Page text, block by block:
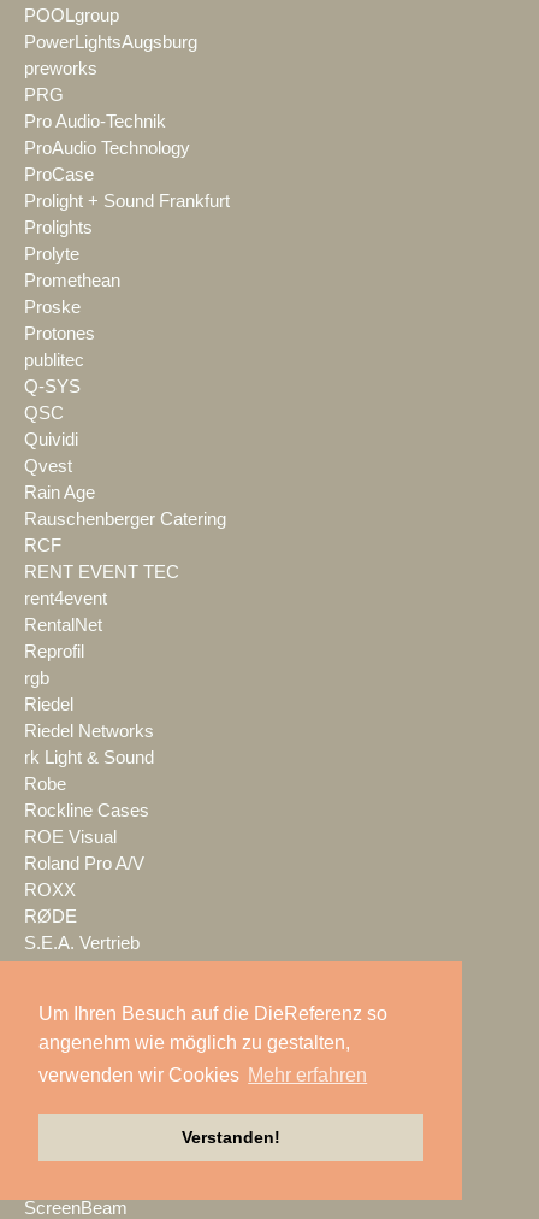
Um Ihren Besuch auf die DieReferenz so
angenehm wie möglich zu gestalten,
verwenden wir Cookies Mehr erfahren
Verstanden!
POOLgroup
PowerLightsAugsburg
preworks
PRG
Pro Audio-Technik
ProAudio Technology
ProCase
Prolight + Sound Frankfurt
Prolights
Prolyte
Promethean
Proske
Protones
publitec
Q-SYS
QSC
Quividi
Qvest
Rain Age
Rauschenberger Catering
RCF
RENT EVENT TEC
rent4event
RentalNet
Reprofil
rgb
Riedel
Riedel Networks
rk Light & Sound
Robe
Rockline Cases
ROE Visual
Roland Pro A/V
ROXX
RØDE
S.E.A. Vertrieb
satis&fy
SCHACHZUG
Schallwerk Audiotechnik
Schnick-Schnack-Systems
ScreenBeam